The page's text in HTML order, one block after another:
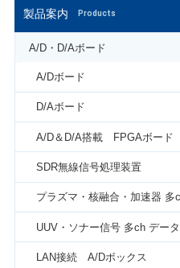
製品案内 Products
A/D・D/Aボード
A/Dボード
D/Aボード
A/D＆D/A搭載 FPGAボード
SDR無線信号処理装置
プラズマ・核融合・加速器 多
UUV・ソナー信号 多ch デー
LAN接続 A/Dボックス